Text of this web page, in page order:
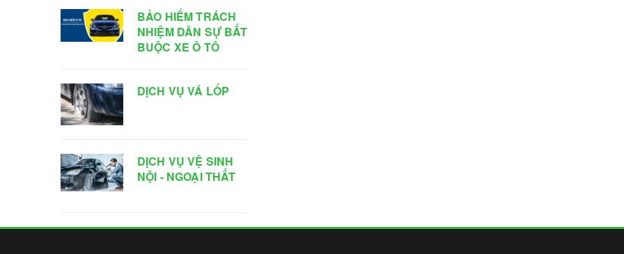
BẢO HIỂM TRÁCH
NHIỆM DÂN SỰ BẮT
BUỘC XE Ô TÔ
DỊCH VỤ VÁ LỐP
DỊCH VỤ VỆ SINH
NỘI - NGOẠI THẤT